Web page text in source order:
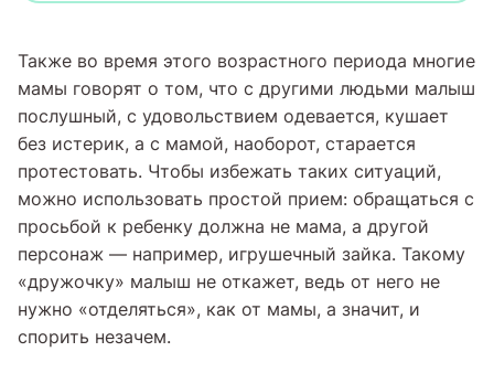
Также во время этого возрастного периода многие
мамы говорят о том, что с другими людьми малыш
послушный, с удовольствием одевается, кушает
без истерик, а с мамой, наоборот, старается
протестовать. Чтобы избежать таких ситуаций,
можно использовать простой прием: обращаться с
просьбой к ребенку должна не мама, а другой
персонаж — например, игрушечный зайка. Такому
«дружочку» малыш не откажет, ведь от него не
нужно «отделяться», как от мамы, а значит, и
спорить незачем.